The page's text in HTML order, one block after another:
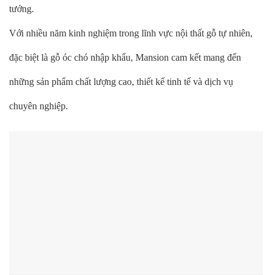
tưởng.
Với nhiều năm kinh nghiệm trong lĩnh vực nội thất gỗ tự nhiên,
đặc biệt là gỗ óc chó nhập khẩu, Mansion cam kết mang đến
những sản phẩm chất lượng cao, thiết kế tinh tế và dịch vụ
chuyên nghiệp.